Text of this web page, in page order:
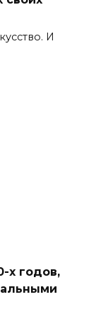
И
х годов,